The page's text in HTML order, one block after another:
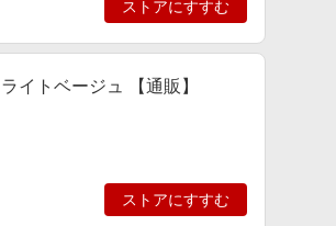
ストアにすすむ
イトベージュ 【通販】
ストアにすすむ